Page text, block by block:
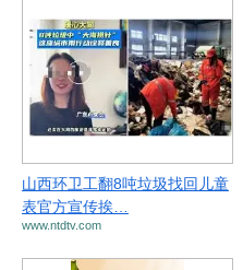
山西环卫工翻8吨垃圾找回儿童
表官方宣传挨…
www.ntdtv.com